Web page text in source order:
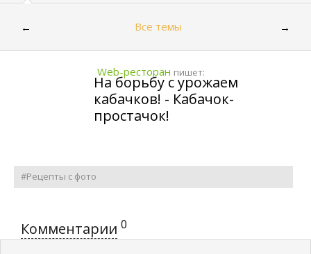
← Все темы →
Web-ресторан пишет:
На борьбу с урожаем
кабачков! - Кабачок-
простачок!
#Рецепты с фото
Комментарии 0